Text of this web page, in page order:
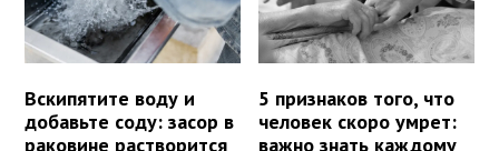
Вскипятите воду и
добавьте соду: засор в
раковине растворится
5 признаков того, что
человек скоро умрет:
важно знать каждому